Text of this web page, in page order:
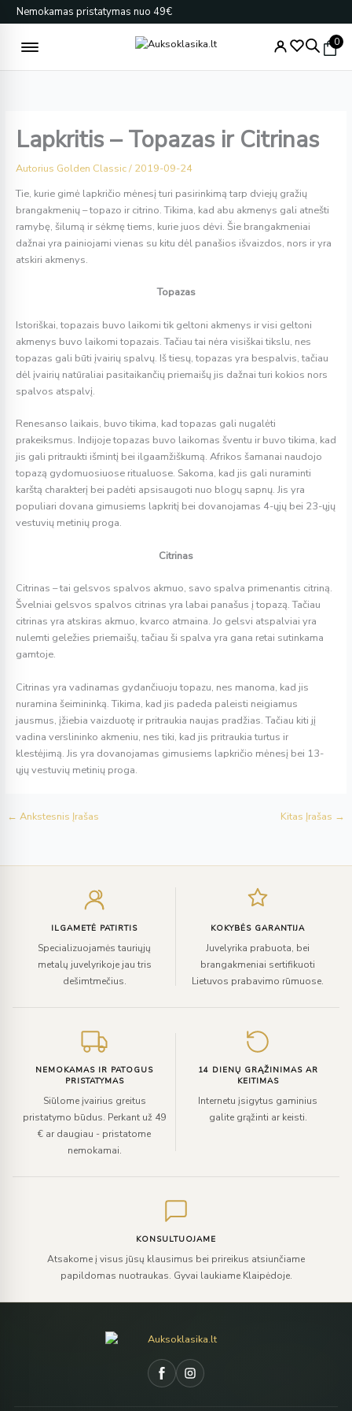
Pereiti
prie
turinio
Nemokamas pristatymas nuo 49€
0
Lapkritis – Topazas ir Citrinas
Autorius Golden Classic/ 2019-09-24
Tie, kurie gimė lapkričio mėnesį turi pasirinkimą tarp dviejų gražių
brangakmenių – topazo ir citrino. Tikima, kad abu akmenys gali atnešti
ramybę, šilumą ir sėkmę tiems, kurie juos dėvi. Šie brangakmeniai
dažnai yra painiojami vienas su kitu dėl panašios išvaizdos, nors ir yra
atskiri akmenys.
Topazas
Istoriškai, topazais buvo laikomi tik geltoni akmenys ir visi geltoni
akmenys buvo laikomi topazais. Tačiau tai nėra visiškai tikslu, nes
topazas gali būti įvairių spalvų. Iš tiesų, topazas yra bespalvis, tačiau
dėl įvairių natūraliai pasitaikančių priemaišų jis dažnai turi kokios nors
spalvos atspalvį.
Renesanso laikais, buvo tikima, kad topazas gali nugalėti
prakeiksmus. Indijoje topazas buvo laikomas šventu ir buvo tikima, kad
jis gali pritraukti išmintį bei ilgaamžiškumą. Afrikos šamanai naudojo
topazą gydomuosiuose ritualuose. Sakoma, kad jis gali nuraminti
karštą charakterį bei padėti apsisaugoti nuo blogų sapnų. Jis yra
populiari dovana gimusiems lapkritį bei dovanojamas 4-ųjų bei 23-ųjų
vestuvių metinių proga.
Citrinas
Citrinas – tai gelsvos spalvos akmuo, savo spalva primenantis citriną.
Švelniai gelsvos spalvos citrinas yra labai panašus į topazą. Tačiau
citrinas yra atskiras akmuo, kvarco atmaina. Jo gelsvi atspalviai yra
nulemti geležies priemaišų, tačiau ši spalva yra gana retai sutinkama
gamtoje.
Citrinas yra vadinamas gydančiuoju topazu, nes manoma, kad jis
nuramina šeimininką. Tikima, kad jis padeda paleisti neigiamus
jausmus, įžiebia vaizduotę ir pritraukia naujas pradžias. Tačiau kiti jį
vadina verslininko akmeniu, nes tiki, kad jis pritraukia turtus ir
klestėjimą. Jis yra dovanojamas gimusiems lapkričio mėnesį bei 13-
ųjų vestuvių metinių proga.
← Ankstesnis Įrašas Kitas Įrašas →
ILGAMETĖ PATIRTIS
Specializuojamės tauriųjų
metalų juvelyrikoje jau tris
dešimtmečius.
KOKYBĖS GARANTIJA
Juvelyrika prabuota, bei
brangakmeniai sertifikuoti
Lietuvos prabavimo rūmuose.
NEMOKAMAS IR PATOGUS
PRISTATYMAS
Siūlome įvairius greitus
pristatymo būdus. Perkant už 49
€ ar daugiau - pristatome
nemokamai.
14 DIENŲ GRĄŽINIMAS AR
KEITIMAS
Internetu įsigytus gaminius
galite grąžinti ar keisti.
KONSULTUOJAME
Atsakome į visus jūsų klausimus bei prireikus atsiunčiame
papildomas nuotraukas. Gyvai laukiame Klaipėdoje.